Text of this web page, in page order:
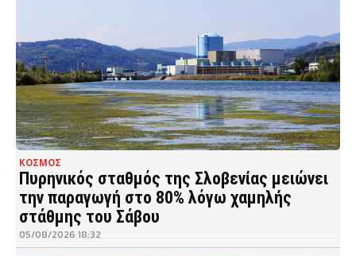
ΚΟΣΜΟΣ
Πυρηνικός σταθμός της Σλοβενίας μειώνει
την παραγωγή στο 80% λόγω χαμηλής
στάθμης του Σάβου
05/08/2026 18:32